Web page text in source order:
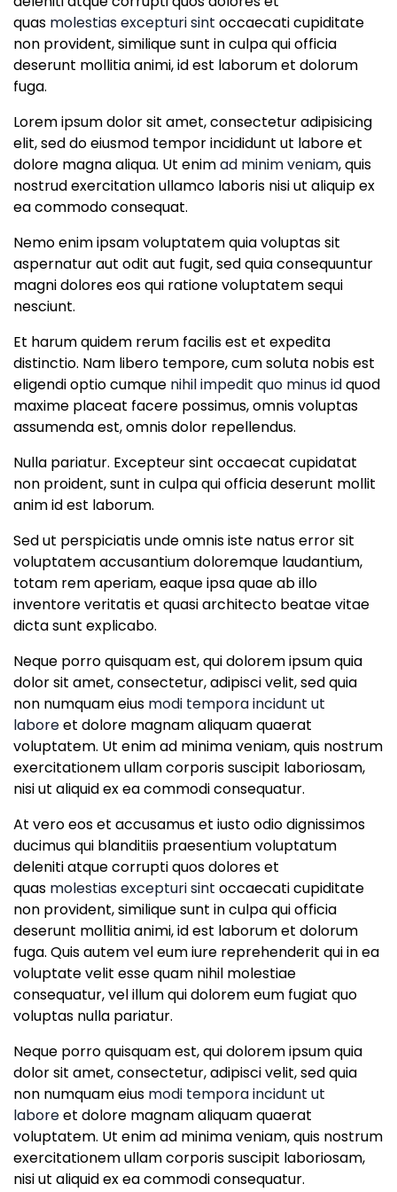
quas molestias excepturi sint occaecati cupiditate
non provident, similique sunt in culpa qui officia
deserunt mollitia animi, id est laborum et dolorum
fuga.
Lorem ipsum dolor sit amet, consectetur adipisicing
elit, sed do eiusmod tempor incididunt ut labore et
dolore magna aliqua. Ut enimad minim veniam, quis
nostrud exercitation ullamco laboris nisi ut aliquip ex
ea commodo consequat.
Nemo enim ipsam voluptatem quia voluptas sit
aspernatur aut odit aut fugit, sed quia consequuntur
magni dolores eos qui ratione voluptatem sequi
nesciunt.
Et harum quidem rerum facilis est et expedita
distinctio. Nam libero tempore, cum soluta nobis est
eligendi optio cumque nihil impedit quo minus idquod
maxime placeat facere possimus, omnis voluptas
assumenda est, omnis dolor repellendus.
Nulla pariatur. Excepteur sint occaecat cupidatat
non proident, sunt in culpa qui officia deserunt mollit
anim id est laborum.
Sed ut perspiciatis unde omnis iste natus error sit
voluptatem accusantium doloremque laudantium,
totam rem aperiam, eaque ipsa quae ab illo
inventore veritatis et quasi architecto beatae vitae
dicta sunt explicabo.
Neque porro quisquam est, qui dolorem ipsum quia
dolor sit amet, consectetur, adipisci velit, sed quia
non numquam eius modi tempora incidunt ut
laboreet dolore magnam aliquam quaerat
voluptatem. Ut enim ad minima veniam, quis nostrum
exercitationem ullam corporis suscipit laboriosam,
nisi ut aliquid ex ea commodi consequatur.
At vero eos et accusamus et iusto odio dignissimos
ducimus qui blanditiis praesentium voluptatum
deleniti atque corrupti quos dolores et
quas molestias excepturi sint occaecati cupiditate
non provident, similique sunt in culpa qui officia
deserunt mollitia animi, id est laborum et dolorum
fuga. Quis autem vel eum iure reprehenderit qui in ea
voluptate velit esse quam nihil molestiae
consequatur, vel illum qui dolorem eum fugiat quo
voluptas nulla pariatur.
Neque porro quisquam est, qui dolorem ipsum quia
dolor sit amet, consectetur, adipisci velit, sed quia
non numquam eius modi tempora incidunt ut
laboreet dolore magnam aliquam quaerat
voluptatem. Ut enim ad minima veniam, quis nostrum
exercitationem ullam corporis suscipit laboriosam,
nisi ut aliquid ex ea commodi consequatur.